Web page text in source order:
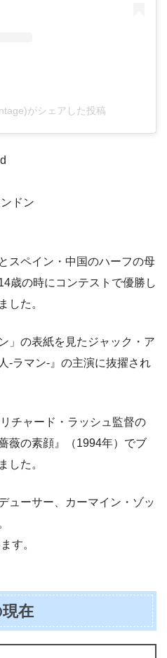
がシェアした投稿
ドン
スペイン・中国のハーフの母
歳の時にコンテストで優勝し
した。
」の表紙を見たジャック・ア
-ラマン-』の主演に抜擢され
チャード・ラッシュ監督の
薇の素顔』（1994年）でブ
した。
ューサー、カーマイン・ゾッ
す。
在